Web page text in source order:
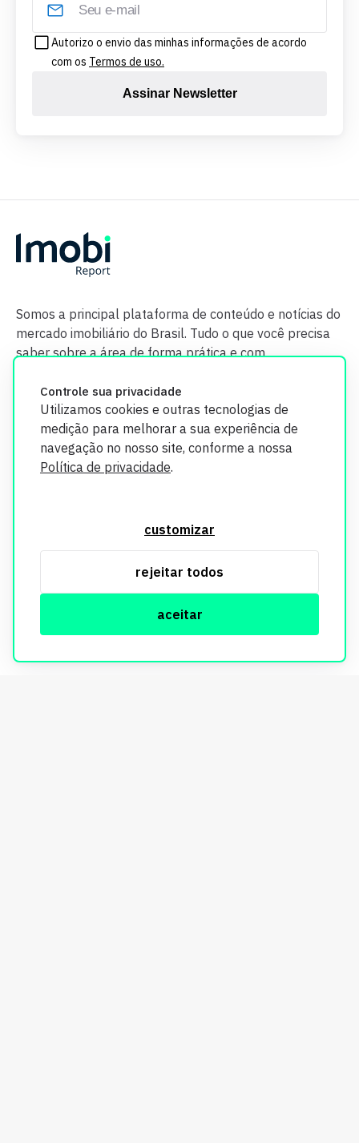
Controle sua privacidade
Utilizamos cookies e outras tecnologias de
medição para melhorar a sua experiência de
navegação no nosso site, conforme a nossa
Política de privacidade.
customizar
rejeitar todos
aceitar
Autorizo o envio das minhas informações de acordo
com os Termos de uso.
Assinar Newsletter
Somos a principal plataforma de conteúdo e notícias do
mercado imobiliário do Brasil. Tudo o que você precisa
saber sobre a área de forma prática e com
segurança. Todos os dados coletados em nosso site são
utilizados exclusivamente para fins de aprimoramento de
informações, consulte nossa Política de Privacidade.
© Copyright Imobi Report. Todos os direitos reservados.
Política de privacidade
mobister